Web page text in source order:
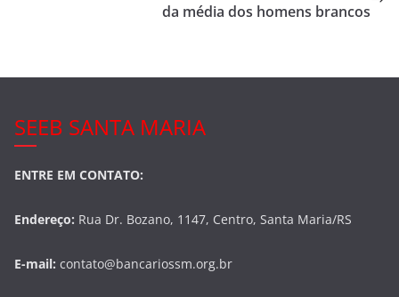
k
da média dos homens brancos
SEEB SANTA MARIA
ENTRE EM CONTATO:
Endereço: Rua Dr. Bozano, 1147, Centro, Santa Maria/RS
E-mail: contato@bancariossm.org.br